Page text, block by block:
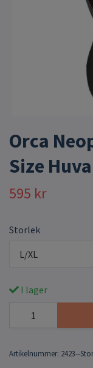
Orca
Size Huva
595 kr
Storlek
L/XL
I lager
Artikelnummer: 2423--